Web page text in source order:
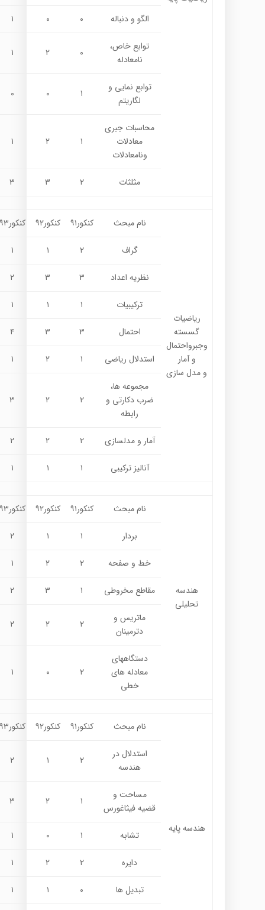
الگو و دنباله
۰ ۰ ۱
توابع خاص،
نامعادله
۰ ۲ ۱
توابع نمایی و
لگاریتم
۱ ۰ ۰
محاسبات جبری
معادلات
ونامعادلات
۱ ۲ ۱
مثلثات ۲ ۳ ۳
ریاضیات
گسسته
وجبرواحتمال
و آمار
و مدل سازی
نام مبحث کنکور۹۱ کنکور۹۲ کنکور۹۳
گراف ۲ ۱ ۱
نظریه اعداد ۳ ۳ ۲
ترکیبیات ۱ ۱ ۱
احتمال ۳ ۳ ۴
استدلال ریاضی ۱ ۲ ۱
مجموعه ها،
ضرب دکارتی و
رابطه
۲ ۲ ۳
آمار و مدلسازی ۲ ۲ ۲
آنالیز ترکیبی ۱ ۱ ۱
هندسه
تحلیلی
نام مبحث کنکور۹۱ کنکور۹۲ کنکور۹۳
بردار ۱ ۱ ۲
خط و صفحه ۲ ۲ ۱
مقاطع مخروطی ۱ ۳ ۲
ماتریس و
دترمینان
۲ ۲ ۲
دستگاههای
معادله های
خطی
۲ ۰ ۱
هندسه پایه
نام مبحث کنکور۹۱ کنکور۹۲ کنکور۹۳
استدلال در
هندسه
۲ ۱ ۲
مساحت و
قضیه فیثاغورس
۱ ۲ ۳
تشابه ۱ ۰ ۱
دایره ۲ ۲ ۱
تبدیل ها ۰ ۱ ۱